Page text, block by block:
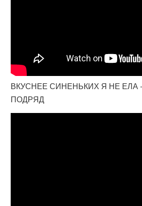
ВКУСНЕЕ СИНЕНЬКИХ Я НЕ ЕЛА
ПОДРЯД